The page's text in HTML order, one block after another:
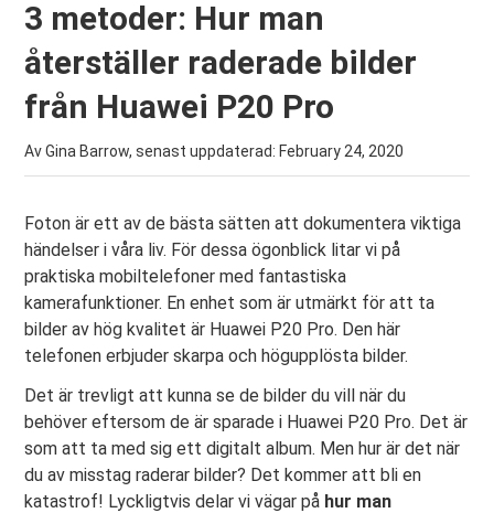
3 metoder: Hur man
återställer raderade bilder
från Huawei P20 Pro
Av Gina Barrow, senast uppdaterad: February 24, 2020
Foton är ett av de bästa sätten att dokumentera viktiga
händelser i våra liv. För dessa ögonblick litar vi på
praktiska mobiltelefoner med fantastiska
kamerafunktioner. En enhet som är utmärkt för att ta
bilder av hög kvalitet är Huawei P20 Pro. Den här
telefonen erbjuder skarpa och högupplösta bilder.
Det är trevligt att kunna se de bilder du vill när du
behöver eftersom de är sparade i Huawei P20 Pro. Det är
som att ta med sig ett digitalt album. Men hur är det när
du av misstag raderar bilder? Det kommer att bli en
katastrof! Lyckligtvis delar vi vägar på hur man